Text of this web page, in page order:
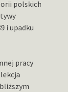
polskich
i upadku
pracy